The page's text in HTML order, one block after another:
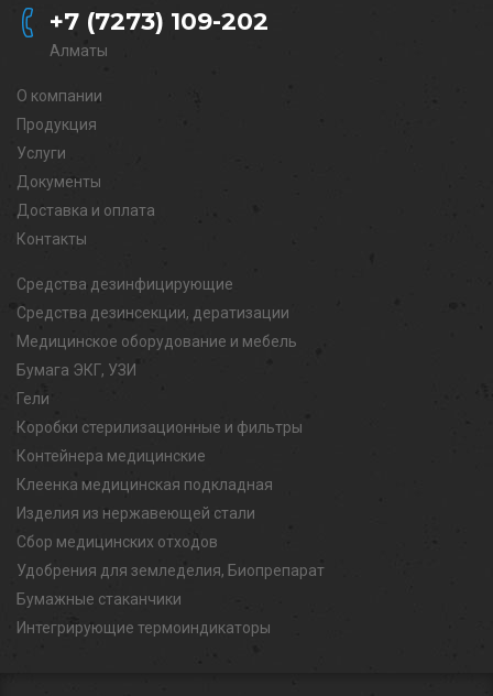
+7 (7273) 109-202
Алматы
О компании
Продукция
Услуги
Документы
Доставка и оплата
Контакты
Средства дезинфицирующие
Средства дезинсекции, дератизации
Медицинское оборудование и мебель
Бумага ЭКГ, УЗИ
Гели
Коробки стерилизационные и фильтры
Контейнера медицинские
Клеенка медицинская подкладная
Изделия из нержавеющей стали
Сбор медицинских отходов
Удобрения для земледелия, Биопрепарат
Бумажные стаканчики
Интегрирующие термоиндикаторы